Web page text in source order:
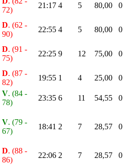
72)
21:17 4 5 80,00 0
D. (62 -
90)
22:55 4 5 80,00 0
D. (91 -
75)
22:25 9 12 75,00 0
D. (87 -
82)
19:55 1 4 25,00
0
V. (84 -
78)
23:35 6 11 54,55 0
V. (79 -
67)
18:41 2 7 28,57 0
D. (88 -
86)
22:06 2 7 28,57 0